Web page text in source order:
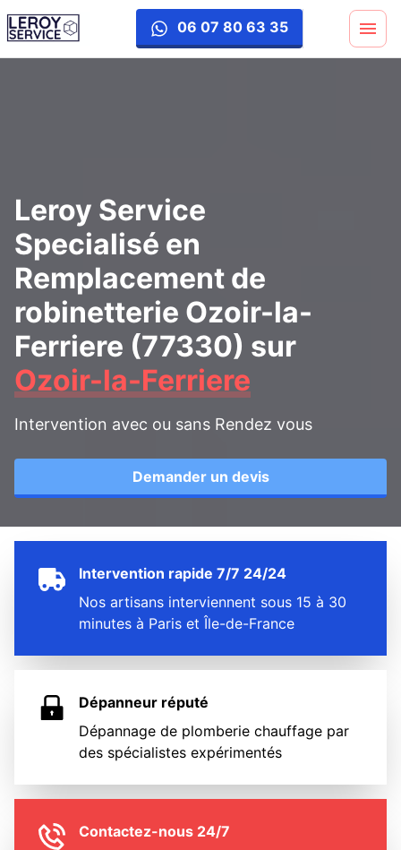
06 07 80 63 35
remplacement-robinetterie
Leroy Service
Specialisé en
Remplacement de
robinetterie Ozoir-la-
Ferriere (77330) sur
Ozoir-la-Ferriere
Intervention avec ou sans Rendez vous
Demander un devis
Intervention rapide 7/7 24/24
Nos artisans interviennent sous 15 à 30
minutes à Paris et Île-de-France
Dépanneur réputé
Dépannage de plomberie chauffage par
des spécialistes expérimentés
Contactez-nous 24/7